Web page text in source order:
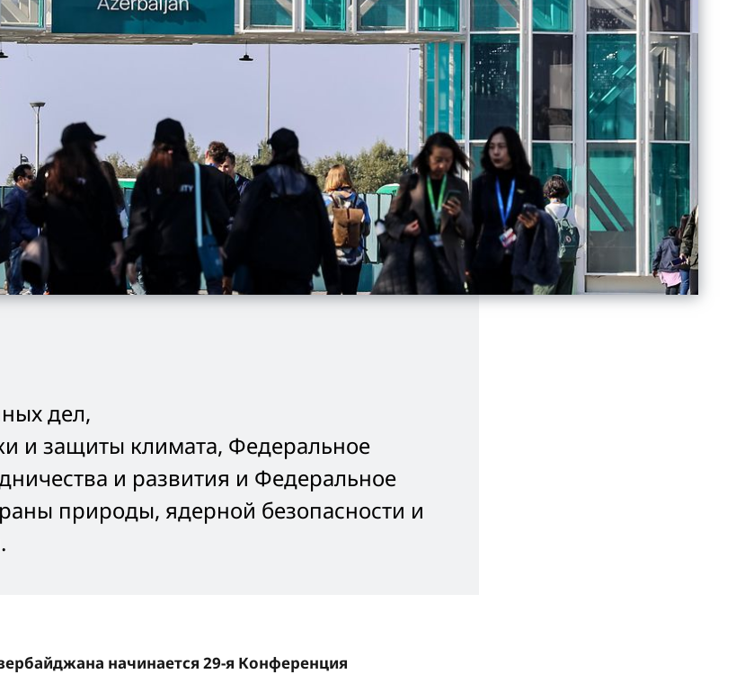
дел,
и защиты климата, Федеральное
и развития и Федеральное
природы, ядерной безопасности и
начинается 29-я Конференция